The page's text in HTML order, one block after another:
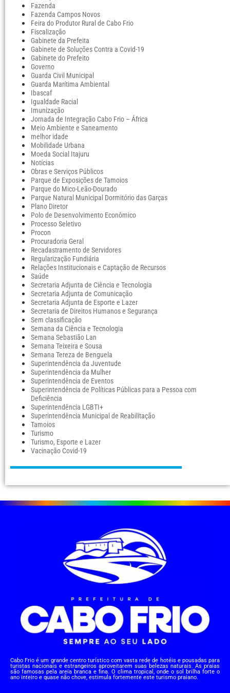
Fazenda
Fazenda Campos Novos
Feira do Produtor Rural de Cabo Frio
Fiscalização
Gabinete da Prefeita
Gabinete de Soluções Contra a Covid-19
Gabinete do Prefeito
Governo
Guarda Civil Municipal
Guarda Marítima Ambiental
Ibascaf
Igualdade Racial
Imunização
Jornada de Integração Cabo Frio – África
Meio Ambiente e Saneamento
melhor idade
Mobilidade Urbana
Moeda Social Itajuru
Notícias
Obras e Serviços Públicos
Parque de Exposições de Tamoios
Parque do Mico-Leão-Dourado
Parque Natural Municipal Dormitório das Garças
Plano Diretor
Polo de Desenvolvimento Econômico
Processo Seletivo
Procon
Procuradoria Geral
Recadastramento de Servidores
Regularização Fundiária
Relações Institucionais e Captação de Recursos
Saúde
Secretaria Adjunta de Ciência e Tecnologia
Secretaria Adjunta de Comunicação
Secretaria Adjunta de Esporte e Lazer
Secretaria de Direitos Humanos e Segurança
Sem classificação
Semana da Ciência e Tecnologia
Semana Sebastião Lan
Semana Teixeira e Sousa
Semana Tereza de Benguela
Superintendência da Juventude
Superintendência da Mulher
Superintendência de Eventos
Superintendência de Políticas Públicas para a Pessoa com
Deficiência
Superintendência LGBTI+
Superintendência Municipal de Reabilitação
Tamoios
Turismo
Turismo, Esporte e Lazer
Vacinação Covid-19
Cabo Frio é um grande centro turístico com vasta rede de hotéis e pousadas para
turistas nacionais e estrangeiros aproveitarem suas belezas naturais. As praias
são famosas pela areia branca e fina. O clima tropical, onde o sol brilha forte o
ano inteiro e quase não chove, estimula fortemente este turismo praiano.